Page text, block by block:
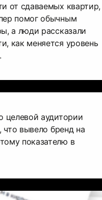
от сдаваемых квартир,
помог обычным
а люди рассказали
как меняется уровень
целевой аудитории
что вывело бренд на
показателю в